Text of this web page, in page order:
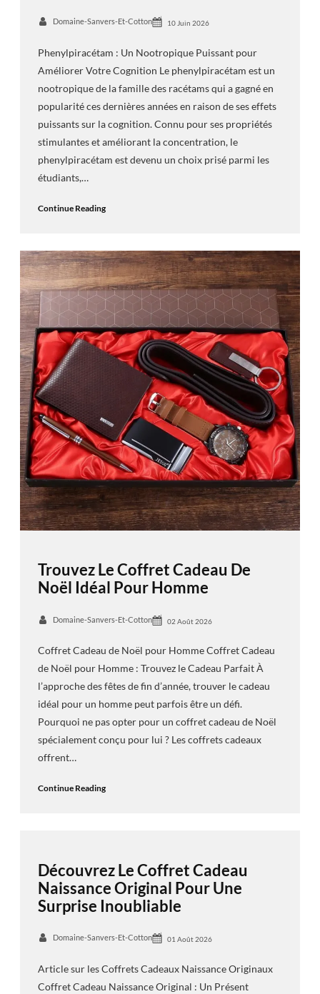
Domaine-Sanvers-Et-Cotton 10 Juin 2026
Phenylpiracétam : Un Nootropique Puissant pour
Améliorer Votre Cognition Le phenylpiracétam est un
nootropique de la famille des racétams qui a gagné en
popularité ces dernières années en raison de ses effets
puissants sur la cognition. Connu pour ses propriétés
stimulantes et améliorant la concentration, le
phenylpiracétam est devenu un choix prisé parmi les
étudiants,…
Continue Reading
Trouvez Le Coffret Cadeau De
Noël Idéal Pour Homme
Domaine-Sanvers-Et-Cotton 02 Août 2026
Coffret Cadeau de Noël pour Homme Coffret Cadeau
de Noël pour Homme : Trouvez le Cadeau Parfait À
l’approche des fêtes de fin d’année, trouver le cadeau
idéal pour un homme peut parfois être un défi.
Pourquoi ne pas opter pour un coffret cadeau de Noël
spécialement conçu pour lui ? Les coffrets cadeaux
offrent…
Continue Reading
Découvrez Le Coffret Cadeau
Naissance Original Pour Une
Surprise Inoubliable
Domaine-Sanvers-Et-Cotton 01 Août 2026
Article sur les Coffrets Cadeaux Naissance Originaux
Coffret Cadeau Naissance Original : Un Présent